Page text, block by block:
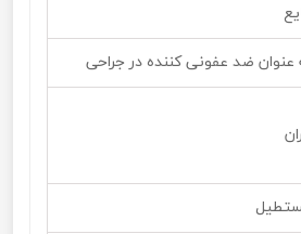
عنوان ضد عفونی کننده در جراحی